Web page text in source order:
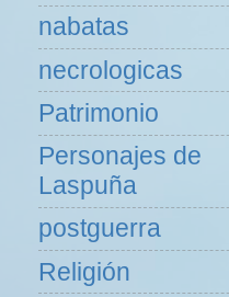
nabatas
necrologicas
Patrimonio
Personajes de
Laspuña
postguerra
Religión